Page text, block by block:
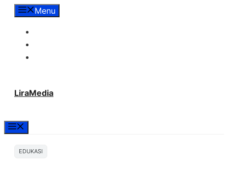
LangsungMenu
LiraMedia
EDUKASI